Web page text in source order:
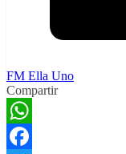
FM Ella Uno
Compartir
WhatsApp